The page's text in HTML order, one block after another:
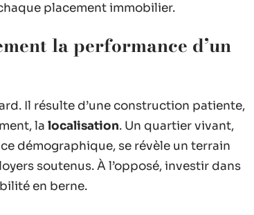
placement immobilier.
la performance d’un
Il résulte d’une construction patiente,
la localisation. Un quartier vivant,
démographique, se révèle un terrain
soutenus. À l’opposé, investir dans
en berne.